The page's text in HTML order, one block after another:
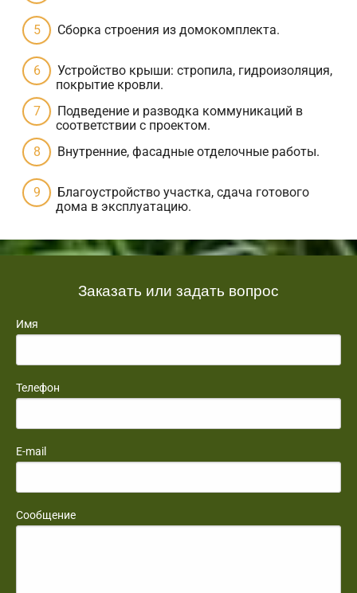
Сборка строения из домокомплекта.
Устройство крыши: стропила, гидроизоляция,
покрытие кровли.
Подведение и разводка коммуникаций в
соответствии с проектом.
Внутренние, фасадные отделочные работы.
Благоустройство участка, сдача готового
дома в эксплуатацию.
Заказать или задать вопрос
Имя
Телефон
E-mail
Сообщение